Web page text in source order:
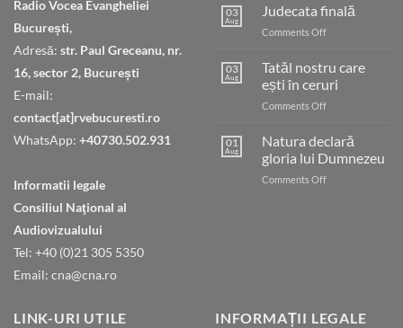
Radio Vocea Evangheliei
București,
Adresă: str. Paul Greceanu, nr.
16, sector 2, București
E-mail:
contact[at]rvebucuresti.ro
WhatsApp: +40730.502.931
Informatii legale
Consiliul Naţional al
Audiovizualului
Tel: +40 (0)21 305 5350
Email: cna@cna.ro
03
Aug
Judecata finală
Comments Offon
03
Aug
Tatăl nostru care
ești în ceruri
Comments Offon
nostru
care
ești
în
01
Aug
Natura declară
gloria lui Dumnezeu
Comments Offon
LINK-URI UTILE INFORMAȚII LEGALE